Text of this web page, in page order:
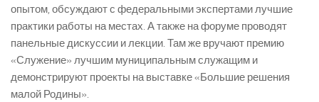
опытом, обсуждают с федеральными экспертами лучшие
практики работы на местах. А также на форуме проводят
панельные дискуссии и лекции. Там же вручают премию
«Служение» лучшим муниципальным служащим и
демонстрируют проекты на выставке «Большие решения
малой Родины».